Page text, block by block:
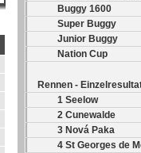
Buggy 1600
Super Buggy
Junior Buggy
Nation Cup
Rennen -
1 Seelow
2 Cunewalde
3 Nová Paka
4 St Georges de